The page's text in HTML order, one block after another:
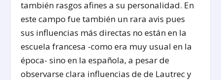
también rasgos afines a su personalidad. En
este campo fue también un rara avis pues
sus influencias más directas no están en la
escuela francesa -como era muy usual en la
época- sino en la española, a pesar de
observarse clara influencias de de Lautrec y